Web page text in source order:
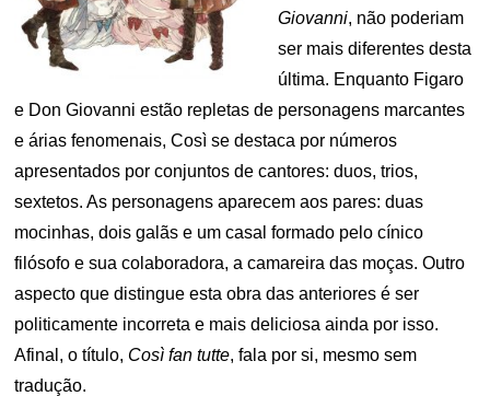
Giovanni, não poderiam
ser mais diferentes desta
última. Enquanto Figaro
e Don Giovanni estão repletas de personagens marcantes
e árias fenomenais, Così se destaca por números
apresentados por conjuntos de cantores: duos, trios,
sextetos. As personagens aparecem aos pares: duas
mocinhas, dois galãs e um casal formado pelo cínico
filósofo e sua colaboradora, a camareira das moças. Outro
aspecto que distingue esta obra das anteriores é ser
politicamente incorreta e mais deliciosa ainda por isso.
Afinal, o título, Così fan tutte, fala por si, mesmo sem
tradução.